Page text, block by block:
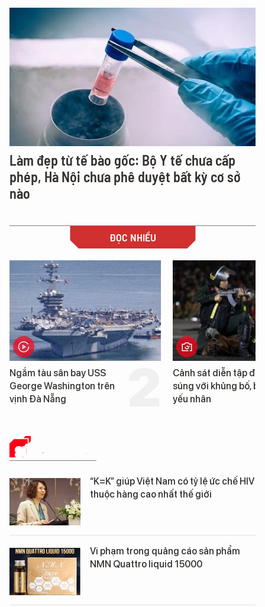
Làm đẹp từ tế bào gốc: Bộ Y tế chưa cấp
phép, Hà Nội chưa phê duyệt bất kỳ cơ sở
nào
ĐỌC NHIỀU
Cảnh sát diễn tập đấu
súng với khủng bố, bảo vệ
yếu nhân
Cận cảnh chiến hạm
tống tàu sân bay USS
George Washington
SỨC KHỎE 24H
“K=K” giúp Việt Nam có tỷ lệ ức chế HIV
thuộc hàng cao nhất thế giới
Vi phạm trong quảng cáo sản phẩm
NMN Quattro liquid 15000